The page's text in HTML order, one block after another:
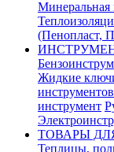
Минеральная
(Пенопласт,
Жидкие
инструментов
инструмент
ТОВАРЫ
Теплицы,